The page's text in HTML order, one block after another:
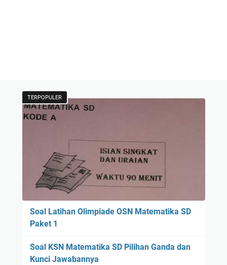
TERPOPULER
Soal Latihan Olimpiade OSN Matematika SD
Paket 1
Soal KSN Matematika SD Pilihan Ganda dan
Kunci Jawabannya